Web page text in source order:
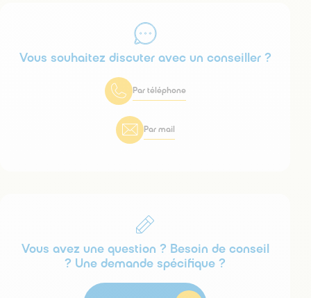
Vous souhaitez discuter avec un conseiller ?
Par téléphone
Par mail
Vous avez une question ? Besoin de conseil
? Une demande spécifique ?